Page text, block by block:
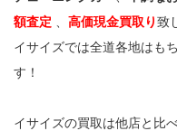
額査定
高価現金買取り致
イサイズでは全道各地はも
す！
イサイズの買取は他店と比